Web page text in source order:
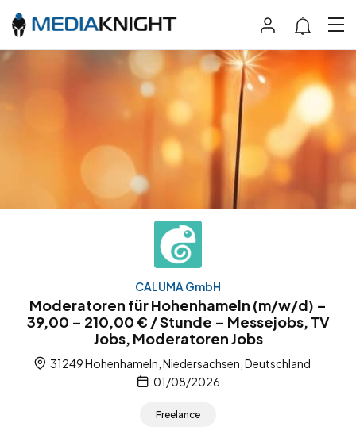
CALUMA GmbH
Moderatoren für Hohenhameln (m/w/d) –
39,00 – 210,00 € / Stunde – Messejobs, TV
Jobs, Moderatoren Jobs
31249 Hohenhameln, Niedersachsen, Deutschland
01/08/2026
Freelance